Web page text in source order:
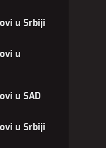
u Srbiji
u
u SAD
u Srbiji